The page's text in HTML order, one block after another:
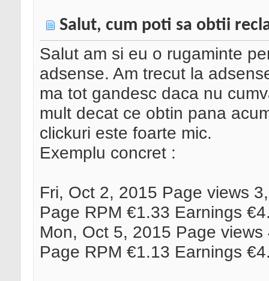
Salut, cum poti sa obtii
Salut am si eu o rugaminte
adsense. Am trecut la
ma tot gandesc daca nu
mult decat ce obtin pana
clickuri este foarte mic.
Exemplu concret :
Fri, Oct 2, 2015 Page views
Page RPM €1.33 Earnings
Mon, Oct 5, 2015 Page
Page RPM €1.13 Earnings